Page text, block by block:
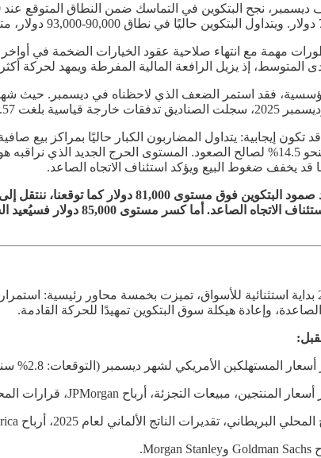
المتوسط، إذ يزيل الرافعة المالية المفرطة ويمهد لحركة
الذي أشرنا إليه سابقًا.
إيجابية: يتداول المضاربون الكبار حاليًا بمراكز بيع
قد يخفف ضغوط البيع ويؤكد استئناف الاتجاه الصاعد.
دولار سيكون إشارة
شهد الأسبوع الأول من 2026 بداية استثنائية للأسواق، تميزت بخمسة
وإعادة هيكلة سوق البتكوين تمهيدًا للحركة القادمة.